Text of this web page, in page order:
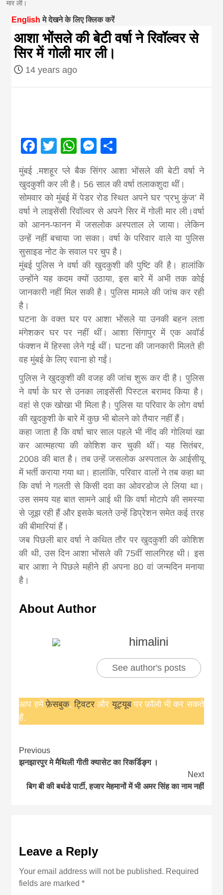
magazine of
Nepal brings
news in hindi
news,
khabar
मार ली।
English मे देखने के लिए क्लिक करें
आशा भोंसले की बेटी वर्षा ने रिवॉल्वर से
सिर में गोली मार ली।
14 years ago
Facebook
Twitter
WhatsApp
Messenger
मुंबई .मशहूर प्‍ले बैक सिंगर आशा भोंसले की बेटी वर्षा ने
खुदकुशी कर ली है। 56 साल की वर्षा तलाकशुदा थीं।
सोमवार को मुंबई में पेडर रोड स्थित अपने घर ‘प्रभु कुंज’ में
वर्षा ने लाइसेंसी रिवॉल्वर से अपने सिर में गोली मार ली।वर्षा
को आनन-फानन में जसलोक अस्‍पताल ले जाया। लेकिन
उन्‍हें नहीं बचाया जा सका। वर्षा के परिवार वाले या पुलिस
सुसाइड नोट के सवाल पर चुप है।
मुंबई पुलिस ने वर्षा की खुदकुशी की पुष्टि की है। हालांकि
उन्‍होंने यह कदम क्‍यों उठाया, इस बारे में अभी तक कोई
जानकारी नहीं मिल सकी है। पुलिस मामले की जांच कर रही
है।
घटना के वक्‍त घर पर आशा भोंसले या उनकी बहन लता
मंगेशकर घर पर नहीं थीं। आशा सिंगापुर में एक अवॉर्ड
फंक्शन में हिस्सा लेने गई थीं। घटना की जानकारी मिलते ही
वह मुंबई के लिए रवाना हो गईं।
पुलिस ने खुदकुशी की वजह की जांच शुरू कर दी है। पुलिस
ने वर्षा के घर से उनका लाइसेंसी पिस्‍टल बरामद किया है।
वहां से एक खोखा भी मिला है। पुलिस या परिवार के लोग वर्षा
की खुदकुशी के बारे में कुछ भी बोलने को तैयार नहीं हैं।
कहा जाता है कि वर्षा चार साल पहले भी नींद की गोलियां खा
कर आत्‍महत्‍या की कोशिश कर चुकी थीं। यह सितंबर,
2008 की बात है। तब उन्‍हें जसलोक अस्पताल के आईसीयू
में भर्ती कराया गया था। हालांकि, परिवार वालों ने तब कहा था
कि वर्षा ने गलती से किसी दवा का ओवरडोज ले लिया था।
उस समय यह बात सामने आई थी कि वर्षा मोटापे की समस्या
से जूझ रही हैं और इसके चलते उन्हें डिप्रेशन समेत कई तरह
की बीमारियां हैं।
जब पिछली बार वर्षा ने कथित तौर पर खुदकुशी की कोशिश
की थी, उस दिन आशा भोंसले की 75वीं सालगिरह थी। इस
बार आशा ने पिछले महीने ही अपना 80 वां जन्मदिन मनाया
है।
About Author
himalini
See author's posts
आप हमेंफ़ेसबुक,ट्विटरऔरयूट्यूबपर फ़ॉलो भी कर सकते
हैं.
Continue
Reading
Previous
झनझारपुर मे मैथिली गीती क्यासेट का रिकर्डिङ्ग ।
Next
बिग बी की बर्थडे पार्टी, हजार मेहमानों में भी अमर सिंह का नाम नहीं
Leave a Reply
Your email address will not be published. Required
fields are marked*